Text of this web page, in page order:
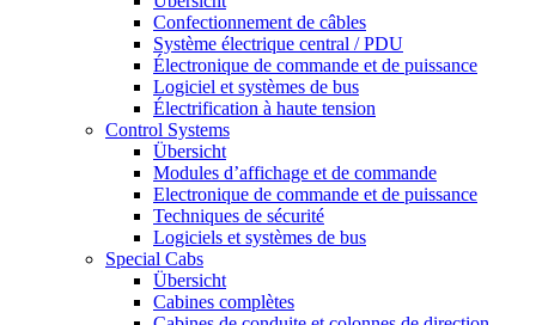
Confectionnement de câbles
Système électrique central / PDU
Électronique de commande et de puissance
Logiciel et systèmes de bus
Électrification à haute tension
Control Systems
Übersicht
Modules d’affichage et de commande
Electronique de commande et de puissance
Techniques de sécurité
Logiciels et systèmes de bus
Special Cabs
Übersicht
Cabines complètes